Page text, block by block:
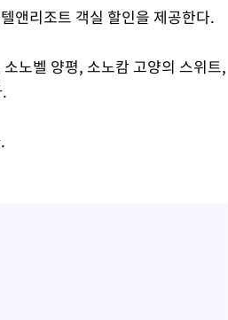
앤리조트 객실 할인을 제공한다.
노벨 양평, 소노캄 고양의 스위트,